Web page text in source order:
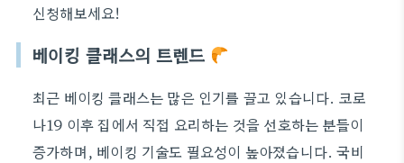
신청해보세요!
베이킹 클래스의 트렌드
최근 베이킹 클래스는 많은 인기를 끌고 있습니다. 코로
나19 이후 집에서 직접 요리하는 것을 선호하는 분들이
증가하며, 베이킹 기술도 필요성이 높아졌습니다. 국비